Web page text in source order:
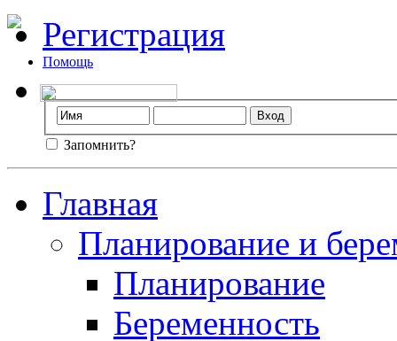
Регистрация
Помощь
Запомнить?
Главная
Планирование и
Планирование
Беременность